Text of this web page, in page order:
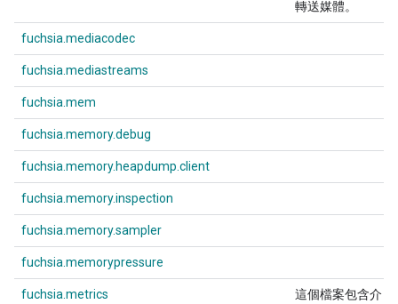
轉送媒體。
fuchsia.mediacodec
fuchsia.mediastreams
fuchsia.mem
fuchsia.memory.debug
fuchsia.memory.heapdump.client
fuchsia.memory.inspection
fuchsia.memory.sampler
fuchsia.memorypressure
fuchsia.metrics
這個檔案包含介